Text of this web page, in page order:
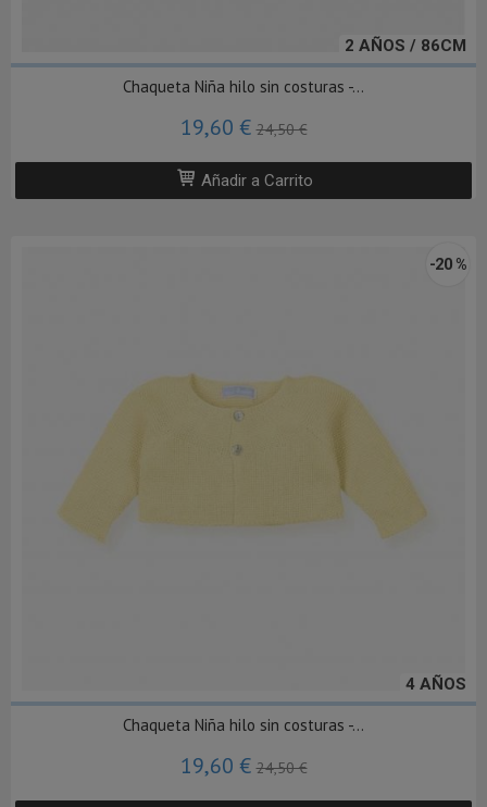
2 AÑOS / 86CM
Chaqueta Niña hilo sin costuras -...
19,60 €24,50 €
Añadir a Carrito
4 AÑOS
-20 %
Chaqueta Niña hilo sin costuras -...
19,60 €24,50 €